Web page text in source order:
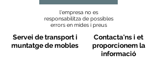
l'empresa no es
responsabilitza de possibles
errors en mides i preus
Servei de transport i
muntatge de mobles
Contacta'ns i et
proporcionem la
informació